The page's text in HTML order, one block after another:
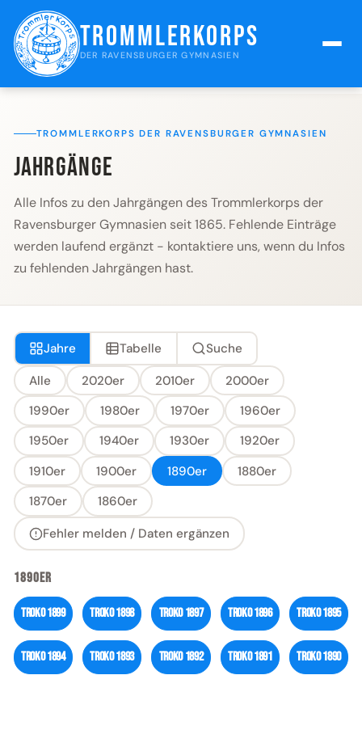
Trommlerkorps
DER RAVENSBURGER GYMNASIEN
TROMMLERKORPS DER RAVENSBURGER GYMNASIEN
Jahrgänge
Alle Infos zu den Jahrgängen des Trommlerkorps der
Ravensburger Gymnasien seit 1865. Fehlende Einträge
werden laufend ergänzt - kontaktiere uns, wenn du Infos
zu fehlenden Jahrgängen hast.
Jahre Tabelle
Suche
Alle
2020er 2010er
2000er
1990er
1980er 1970er
1960er
1950er
1940er 1930er
1920er
1910er
1900er 1890er
1880er
1870er
1860er
Fehler melden / Daten ergänzen
1890ER
Troko1899 Troko1898 Troko1897 Troko1896 Troko1895
Troko1894 Troko1893 Troko1892 Troko1891 Troko1890